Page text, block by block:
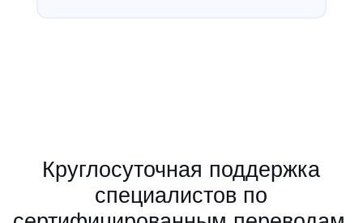
Круглосуточная поддержка
специалистов по